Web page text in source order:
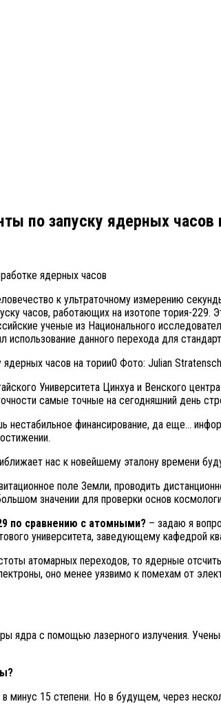
по запуску ядерных часов
ядерных часов
к ультраточному измерению
часов, работающих на изотопе тория-
ученые из Национального
данного перехода для
Фото: Julian
Университета Цинхуа и Венского
самые точные на сегодняшний день
нестабильное финансирование, да еще…
нас к новейшему эталону времени
поле Земли, проводить
значении для проверки основ
по сравнению с атомными? – задаю я
университета, заведующему
атомарных переходов, то ядерные
оно менее уязвимо к помехам от
ядра с помощью лазерного излучения.
15 степени. Но в будущем, через